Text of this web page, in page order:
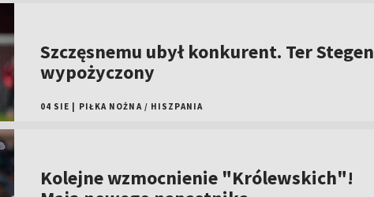
Szczęsnemu ubył konkurent. Ter Stegen
wypożyczony
04 SIE PIŁKA NOŻNA / HISZPANIA
Kolejne wzmocnienie "Królewskich"!